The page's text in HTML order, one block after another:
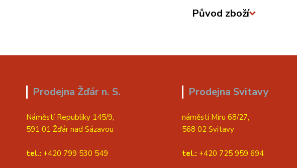
Původ zboží
Prodejna Žďár n. S.
Náměstí Republiky 145/9,
591 01 Žďár nad Sázavou
tel.: +420 799 530 549
Prodejna Svitavy
náměstí Míru 68/27,
568 02 Svitavy
tel.: +420 725 959 694